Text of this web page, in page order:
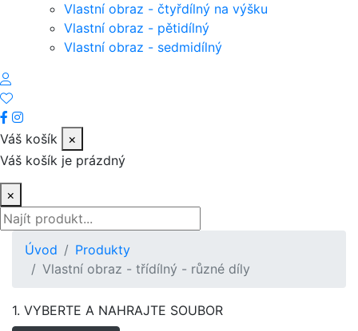
Vlastní obraz - čtyřdílný na výšku
Vlastní obraz - pětidílný
Vlastní obraz - sedmidílný
Váš košík
×
Váš košík je prázdný
×
Úvod
Produkty
Vlastní obraz - třídílný - různé díly
1. VYBERTE A NAHRAJTE SOUBOR